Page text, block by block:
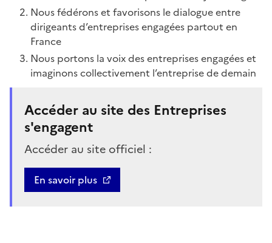
Nous fédérons et favorisons le dialogue entre
dirigeants d’entreprises engagées partout en
France
Nous portons la voix des entreprises engagées et
imaginons collectivement l’entreprise de demain
Accéder au site des Entreprises
s'engagent
Accéder au site officiel :
En savoir plus